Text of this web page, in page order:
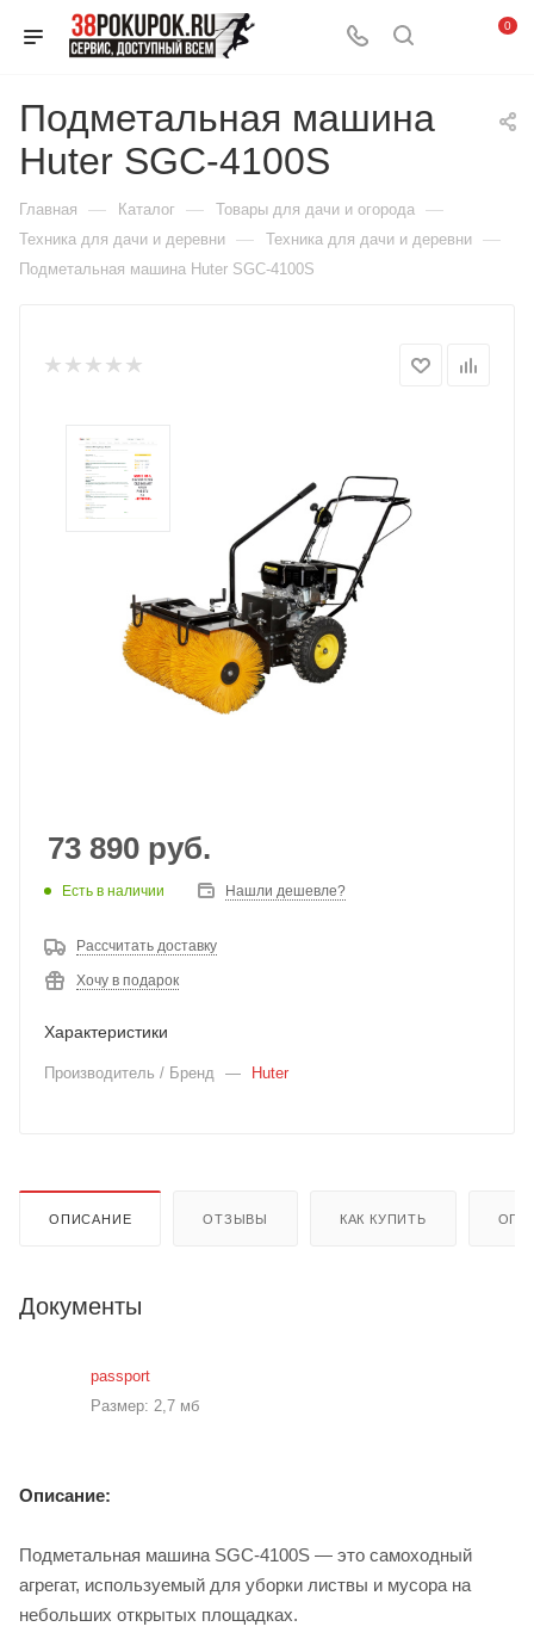
0
Подметальная машина
Huter SGC-4100S
Главная — Каталог — Товары для дачи и огорода —
Техника для дачи и деревни — Техника для дачи и деревни —
Подметальная машина Huter SGC-4100S
73 890 руб.
Есть в наличии Нашли дешевле?
Рассчитать доставку
Хочу в подарок
Характеристики
Производитель / Бренд — Huter
ОПИСАНИЕ ОТЗЫВЫ КАК КУПИТЬ
Документы
passport
Размер: 2,7 мб
Описание:
Подметальная машина SGC-4100S — это самоходный
агрегат, используемый для уборки листвы и мусора на
небольших открытых площадках.